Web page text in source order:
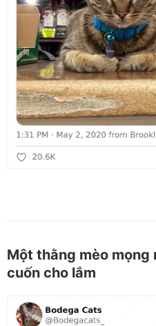
Một thằng mèo
cuốn cho lắm